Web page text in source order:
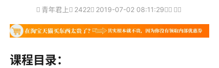
青年君上 2422 2019-07-02 08:11:29
课程目录：